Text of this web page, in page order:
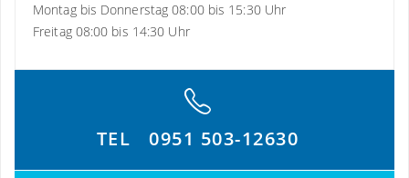
Montag bis Donnerstag 08:00 bis 15:30 Uhr
Freitag 08:00 bis 14:30 Uhr
TEL 0951 503-12630